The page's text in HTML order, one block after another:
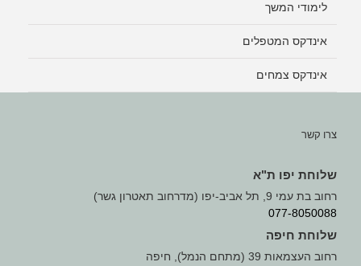
לימודי המשך
אינדקס המטפלים
אינדקס צמחים
צרו קשר
שלוחת יפו ת"א
רחוב בת עמי 9, תל אביב-יפו (מדרחוב תאטרון גשר)
077-8050088
שלוחת חיפה
רחוב העצמאות 39 (מתחם הנמל), חיפה